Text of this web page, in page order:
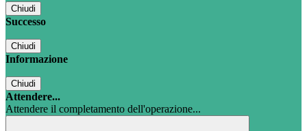
Chiudi
Successo
Chiudi
Informazione
Chiudi
Attendere...
Attendere il completamento dell'operazione...